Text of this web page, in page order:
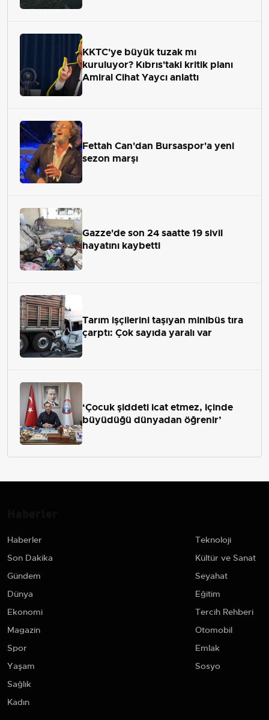
KKTC'ye büyük tuzak mı
kuruluyor? Kıbrıs'taki kritik planı
Amiral Cihat Yaycı anlattı
Fettah Can'dan Bursaspor'a yeni
sezon marşı
Gazze'de son 24 saatte 19 sivil
hayatını kaybetti
Tarım işçilerini taşıyan minibüs tıra
çarptı: Çok sayıda yaralı var
‘Çocuk şiddeti icat etmez, içinde
büyüdüğü dünyadan öğrenir’
Haberler
Son Dakika
Gündem
Dünya
Ekonomi
Magazin
Spor
Yaşam
Sağlık
Kadın
Teknoloji
Kültür ve Sanat
Seyahat
Eğitim
Tercih Rehberi
Otomobil
Emlak
Sosyo